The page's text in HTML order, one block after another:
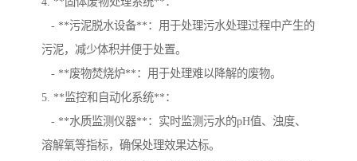
- **污泥脱水设备**：用于处理污水处理过程中产生的
污泥，减少体积并便于处置。
- **废物焚烧炉**：用于处理难以降解的废物。
5. **监控和自动化系统**：
- **水质监测仪器**：实时监测污水的pH值、浊度、
溶解氧等指标，确保处理效果达标。